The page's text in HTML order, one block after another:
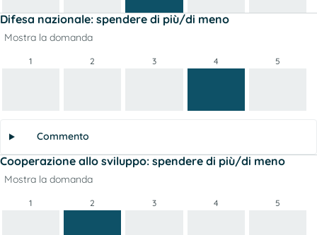
Difesa nazionale: spendere di più/di meno
Mostra la domanda
1 2 3 4 5
Commento
Cooperazione allo sviluppo: spendere di più/di meno
Mostra la domanda
1 2 3 4 5